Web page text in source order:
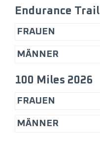
Endurance Trail
FRAUEN
MÄNNER
100 Miles 2026
FRAUEN
MÄNNER